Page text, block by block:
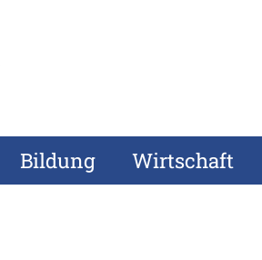
Bildung Wirtschaft